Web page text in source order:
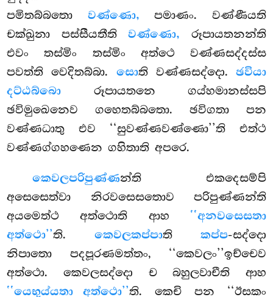
පමිතබ්බතො වණ්ණො, පමාණං. වණ්ණීයති
චක්ඛුනා පස්සීයතීතිවණ්ණො, රූපායතනන්ති
එවං තස්මිං තස්මිං අත්ථෙ වණ්ණසද්දස්ස
පවත්ති වෙදිතබ්බා. සොති වණ්ණසද්දො. ඡවියා
දට්ඨබ්බො රූපායතනෙ ගය්හමානස්සපි
ඡවිමුඛෙනෙව ගහෙතබ්බතො. ඡවිගතා පන
වණ්ණධාතු එව ‘‘සුවණ්ණවණ්ණො’’ති එත්ථ
වණ්ණග්ගහණෙන ගහිතාති අපරෙ.
කෙවලපරිපුණ්ණන්ති එකදෙසම්පි
අසෙසෙත්වා නිරවසෙසතොව පරිපුණ්ණන්ති
අයමෙත්ථ අත්ථොති ආහ ‘‘අනවසෙසතා
අත්ථො’’ති. කෙවලකප්පාති කප්ප-සද්දො
නිපාතො පදපූරණමත්තං, ‘‘කෙවලං’’ඉච්චෙව
අත්ථො. කෙවලසද්දො ච බහුලවාචීති ආහ
‘‘යෙභුය්යතා අත්ථො’’ති. කෙචි පන ‘‘ඊසකං